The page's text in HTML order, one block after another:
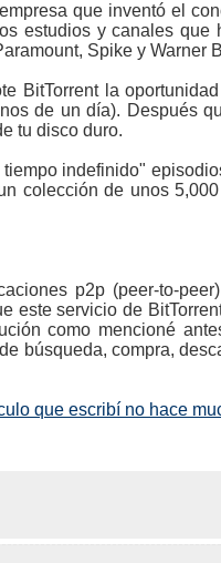
que inventó el
estudios y canales
Spike y Warner
BitTorrent la
de un día). Después
tu disco duro.
indefinido"
colección de unos
p2p (peer-to-
este servicio de
como mencioné
búsqueda, compra,
que escribí no hace